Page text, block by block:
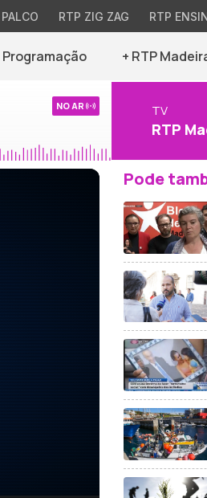
RTP ZIG ZAG RTP
Programação + RTP
NO AR TV
RTP
Pode